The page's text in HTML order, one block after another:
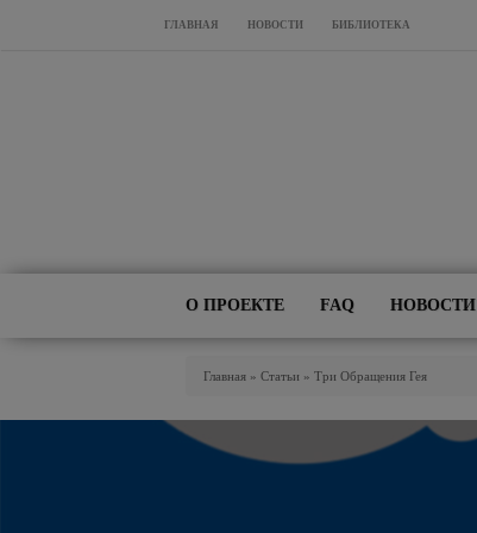
Перейти к основному содержанию
ГЛАВНАЯ НОВОСТИ БИБЛИОТЕКА
О ПРОЕКТЕ FAQ НОВОСТИ
Главная » Статьи » Три Обращения Гея